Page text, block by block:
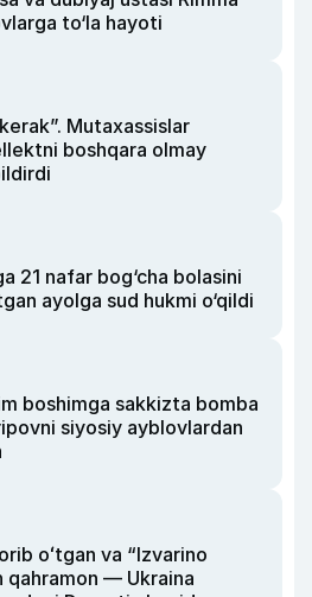
to‘la hayoti
Mutaxassislar
boshqara olmay
21 nafar bog‘cha bolasini
ayolga sud hukmi o‘qildi
boshimga sakkizta bomba
siyosiy ayblovlardan
oʻtgan va “Izvarino
qahramon — Ukraina